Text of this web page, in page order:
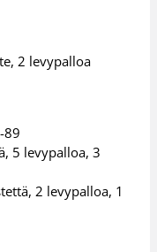
2 levypalloa
89
5 levypalloa, 3
2 levypalloa, 1